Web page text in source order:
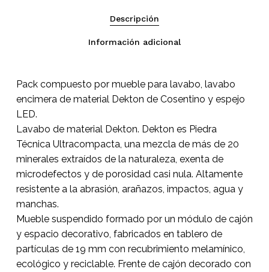
No hay productos en el
carrito.
Descripción
Información adicional
Pack compuesto por mueble para lavabo, lavabo
encimera de material Dekton de Cosentino y espejo
LED.
Lavabo de material Dekton. Dekton es Piedra
Técnica Ultracompacta, una mezcla de más de 20
minerales extraídos de la naturaleza, exenta de
microdefectos y de porosidad casi nula. Altamente
resistente a la abrasión, arañazos, impactos, agua y
manchas.
Mueble suspendido formado por un módulo de cajón
y espacio decorativo, fabricados en tablero de
partículas de 19 mm con recubrimiento melamínico,
ecológico y reciclable. Frente de cajón decorado con